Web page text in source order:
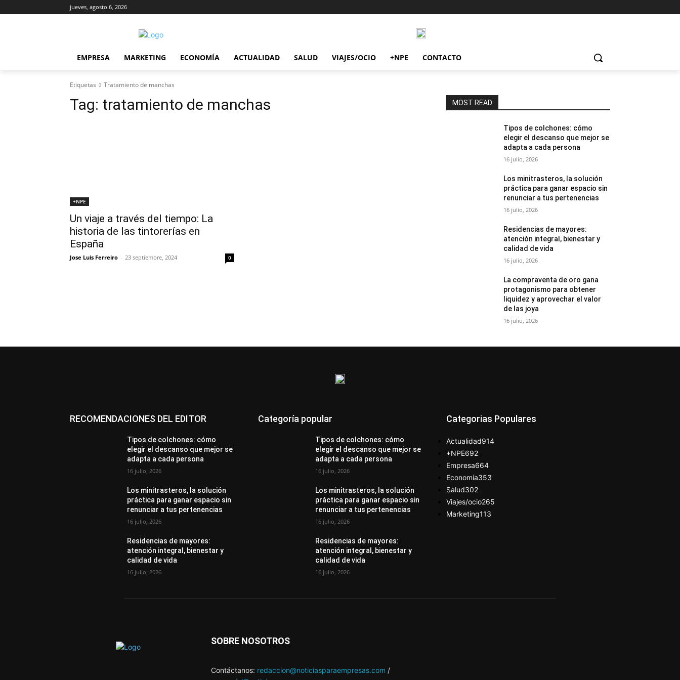
jueves, agosto 6, 2026
EMPRESA MARKETING ECONOMÍA ACTUALIDAD SALUD VIAJES/OCIO +NPE CONTACTO
Etiquetas Tratamiento de manchas
Tag: tratamiento de manchas
+NPE
Un viaje a través del tiempo: La
historia de las tintorerías en
España
Jose Luis Ferreiro - 23 septiembre, 2024 0
MOST READ
Tipos de colchones: cómo
elegir el descanso que mejor se
adapta a cada persona
16 julio, 2026
Los minitrasteros, la solución
práctica para ganar espacio sin
renunciar a tus pertenencias
16 julio, 2026
Residencias de mayores:
atención integral, bienestar y
calidad de vida
16 julio, 2026
La compraventa de oro gana
protagonismo para obtener
liquidez y aprovechar el valor
de las joya
16 julio, 2026
RECOMENDACIONES DEL EDITOR
Tipos de colchones: cómo
elegir el descanso que mejor se
adapta a cada persona
16 julio, 2026
Los minitrasteros, la solución
práctica para ganar espacio sin
renunciar a tus pertenencias
16 julio, 2026
Residencias de mayores:
atención integral, bienestar y
calidad de vida
16 julio, 2026
Categoría popular
Tipos de colchones: cómo
elegir el descanso que mejor se
adapta a cada persona
16 julio, 2026
Los minitrasteros, la solución
práctica para ganar espacio sin
renunciar a tus pertenencias
16 julio, 2026
Residencias de mayores:
atención integral, bienestar y
calidad de vida
16 julio, 2026
Categorias Populares
Actualidad914
+NPE692
Empresa664
Economía353
Salud302
Viajes/ocio265
Marketing113
SOBRE NOSOTROS
Contáctanos: redaccion@noticiasparaempresas.com /